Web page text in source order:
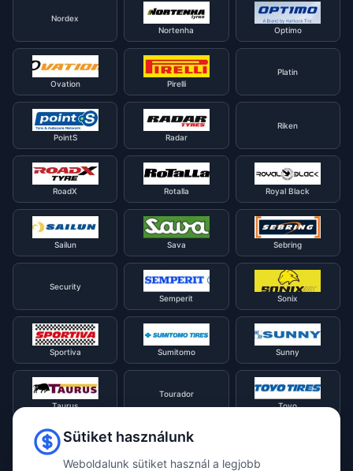
Nordex
Nortenha
Optimo
Ovation Pirelli
Platin
PointS Radar
Riken
RoadX Rotalla Royal Black
Sailun Sava Sebring
Security
Semperit
Sonix
Sportiva Sumitomo Sunny
Taurus
Tourador
Toyo
Tracmax
Triangle
Sütiket használunk
Weboldalunk sütiket használ a legjobb